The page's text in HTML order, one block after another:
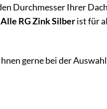
Durchmesser Ihrer
RG Zink Silberist für
gerne bei der